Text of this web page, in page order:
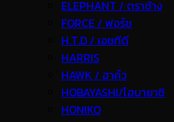
ELEPHANT / ตราช้าง
FORCE / ฟอร์ช
H.T.D / เอชทีดี
HARRIS
HAWK / ฮาค์ว
HOBAYASHI/โฮบายาชิ
HONIKO